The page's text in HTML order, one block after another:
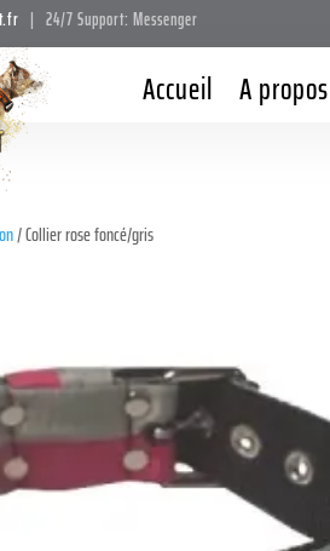
| 24/7 Support: Messenger
Accueil A propos
/ Collier rose foncé/gris